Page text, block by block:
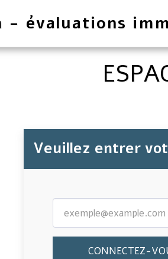
- évaluations
Veuillez entrer
CONNECTEZ-